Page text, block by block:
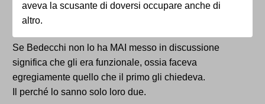
aveva la scusante di doversi occupare anche di
altro.
Se Bedecchi non lo ha MAI messo in discussione
significa che gli era funzionale, ossia faceva
egregiamente quello che il primo gli chiedeva.
Il perché lo sanno solo loro due.